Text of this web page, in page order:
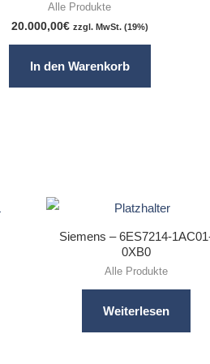
Alle Produkte
20.000,00€ zzgl. MwSt. (19%)
In den Warenkorb
Siemens – 6ES7214-
0XB0
Alle Produkte
Weiterlesen